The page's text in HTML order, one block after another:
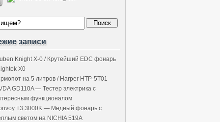
записи
Knight X-0 / Крутейший EDC фонарь
X0
на 5 литров / Harper HTP-5T01
GD110A — Тестер электрика с
функционалом
T3 3000K — Медный фонарь с
светом на NICHIA 519A